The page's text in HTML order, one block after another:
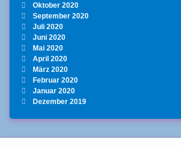
Oktober 2020
September 2020
Juli 2020
Juni 2020
Mai 2020
April 2020
März 2020
Februar 2020
Januar 2020
Dezember 2019